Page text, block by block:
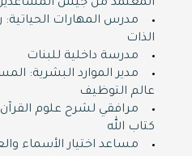
المعتمد من جيش المساعدين
مدرس المهارات
الذات
مدرسة داخلية للبنات
مدير الموارد البشرية:
عالم التوظيف
مرافقي لشرح علوم
كتاب الله
مساعد اختيار الأسماء